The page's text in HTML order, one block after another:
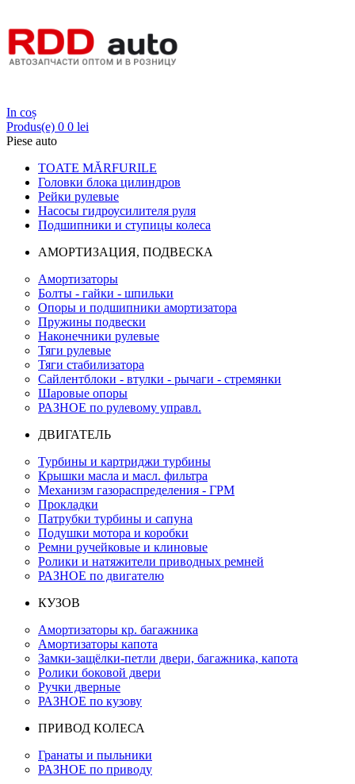
In coș
Produs(e) 0 0 lei
Piese auto
TOATE MĂRFURILE
Головки блока цилиндров
Рейки рулевые
Насосы гидроусилителя руля
Подшипники и ступицы колеса
АМОРТИЗАЦИЯ, ПОДВЕСКА
Амортизаторы
Болты - гайки - шпильки
Опоры и подшипники амортизатора
Пружины подвески
Наконечники рулевые
Тяги рулевые
Тяги стабилизатора
Сайлентблоки - втулки - рычаги - стремянки
Шаровые опоры
РАЗНОЕ по рулевому управл.
ДВИГАТЕЛЬ
Турбины и картриджи турбины
Крышки масла и масл. фильтра
Механизм газораспределения - ГРМ
Прокладки
Патрубки турбины и сапуна
Подушки мотора и коробки
Ремни ручейковые и клиновые
Ролики и натяжители приводных ремней
РАЗНОЕ по двигателю
КУЗОВ
Амортизаторы кр. багажника
Амортизаторы капота
Замки-защёлки-петли двери, багажника, капота
Ролики боковой двери
Ручки дверные
РАЗНОЕ по кузову
ПРИВОД КОЛЕСА
Гранаты и пыльники
РАЗНОЕ по приводу